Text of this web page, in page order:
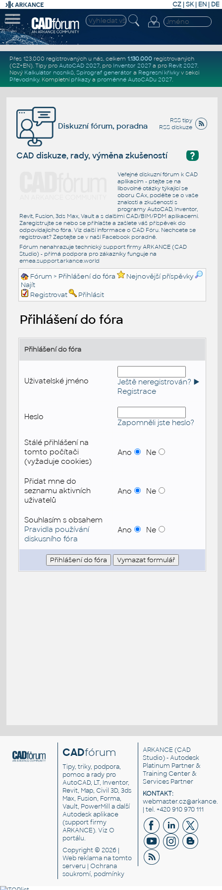
CZ | SK| EN | DE
Přes 123.000 registrovaných u nás, celkem 1.130.000registrovaných
(CZ+EN). Tipy pro AutoCAD 2027, pro Inventor 2027a pro Revit 2027.
Nový Kalkulátor nosníků, Spirograf generátor a Regresní křivkyv sekci
Převodníky. Kompletní příkazya proměnné AutoCADu 2027.
RSS tipy
RSS diskuze
Diskuzní fórum, poradna
?
CAD diskuze, rady, výměna zkušeností
Veřejné diskuzní fórum k CAD
aplikacím - ptejte se na
libovolné otázky týkající se
oboru CAx, podělte se o vaše
znalosti a zkušenosti s
programy AutoCAD, Inventor,
Revit, Fusion, 3ds Max, Vault a s dalšími CAD/BIM/PDM aplikacemi.
Zaregistrujte se nebo se přihlašte a zašlete váš příspěvek do
odpovídajícího fóra. Viz další informace o CAD Fóru. Nechcete se
registrovat? Zeptejte se v naší Facebook poradně.
Fórum nenahrazuje technický support firmy ARKANCE (CAD
Studio) - přímá podpora pro zákazníky funguje na
emea.support.arkance.world
Fórum > Přihlášení do fóra
Nejnovější příspěvky
Najít
Registrovat
Přihlásit
Přihlášení do fóra
Přihlášení do fóra
Uživatelské jméno
Ještě neregistrován? ►
Registrace
Heslo
Zapomněli jste heslo?
Stálé přihlášení na
tomto počítači
(vyžaduje cookies)
Ano Ne
Přidat mne do
seznamu aktivních
uživatelů
Ano Ne
Souhlasím s obsahem
Pravidla používání
diskusního fóra
Ano Ne
CADfórum
Tipy, triky, podpora,
pomoc a rady pro
AutoCAD, LT, Inventor,
Revit, Map, Civil 3D, 3ds
Max, Fusion, Forma,
Vault, PowerMill a další
Autodesk aplikace
(support firmy
ARKANCE). VizO
portálu.
Copyright © 2026 |
Web reklama na tomto
serveru |Ochrana
soukromí, podmínky
ARKANCE (CAD
Studio) - Autodesk
Platinum Partner &
Training Center &
Services Partner
KONTAKT:
| tel. +420 910 970 111